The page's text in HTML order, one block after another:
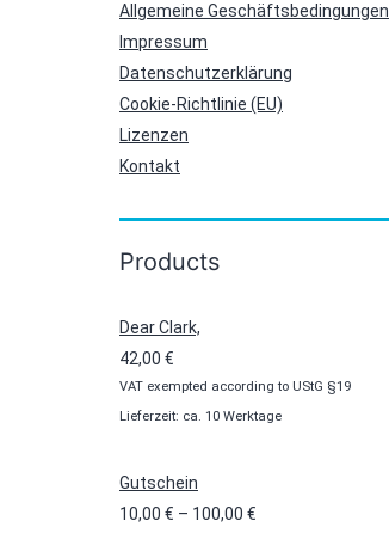
Allgemeine Geschäftsbedingungen
Impressum
Datenschutzerklärung
Cookie-Richtlinie (EU)
Lizenzen
Kontakt
Products
Dear Clark,
42,00 €
VAT exempted according to UStG §19
Lieferzeit: ca. 10 Werktage
Gutschein
10,00 € – 100,00 €